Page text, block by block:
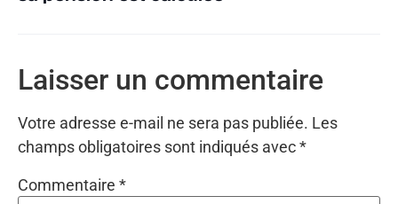
Laisser un commentaire
Votre adresse e-mail ne sera pas publiée. Les
champs obligatoires sont indiqués avec*
Commentaire *